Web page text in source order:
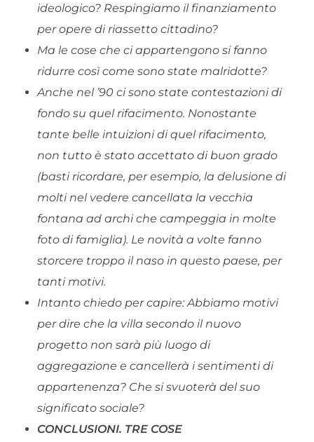
ideologico? Respingiamo il finanziamento
per opere di riassetto cittadino?
Ma le cose che ci appartengono si fanno
ridurre così come sono state malridotte?
Anche nel ’90 ci sono state contestazioni di
fondo su quel rifacimento. Nonostante
tante belle intuizioni di quel rifacimento,
non tutto è stato accettato di buon grado
(basti ricordare, per esempio, la delusione di
molti nel vedere cancellata la vecchia
fontana ad archi che campeggia in molte
foto di famiglia). Le novità a volte fanno
storcere troppo il naso in questo paese, per
tanti motivi.
Intanto chiedo per capire: Abbiamo motivi
per dire che la villa secondo il nuovo
progetto non sarà più luogo di
aggregazione e cancellerà i sentimenti di
appartenenza? Che si svuoterà del suo
significato sociale?
CONCLUSIONI. TRE COSE